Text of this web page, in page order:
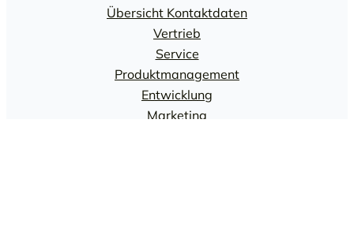
Übersicht Kontaktdaten
Vertrieb
Service
Produktmanagement
Entwicklung
Marketing